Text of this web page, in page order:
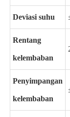
Deviasi suhu
Rentang
kelembaban
Penyimpangan
kelembaban